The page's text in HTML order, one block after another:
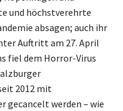
und höchstverehrte
absagen; auch ihr
Auftritt am 27. April
fiel dem Horror-Virus
2012 mit
gecancelt werden – wie